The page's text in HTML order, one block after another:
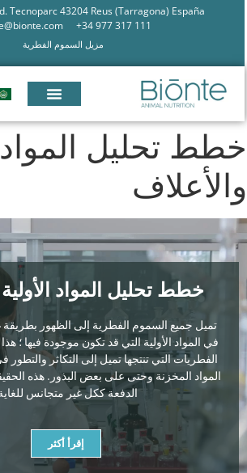
Tecnoparc 43204 Reus (Tarragona) España
+34 977 317 111
مزيل السموم الفطرية
تحليل المواد
خطط تحليل المواد
تميل جميع السموم الفطرية إلى الظهور بطريقة
في المواد الأولية التي قد تكون موجودة فيها ؛
الفطريات التي تنتجها تميل إلى التكاثر
المواد المخزنة وحتى على بعض البذور. هذه
الدفعة ككل غير متجانس
إقرأ أكثر